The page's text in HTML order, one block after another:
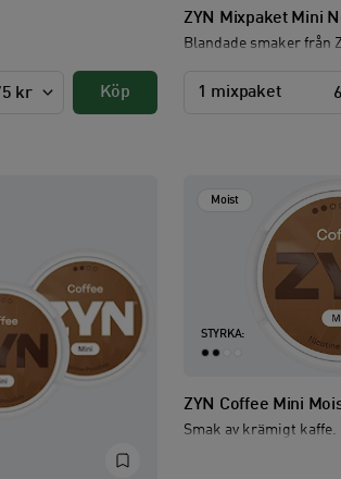
kr Köp
ZYN Mixpaket Mini
Blandade smaker från
1 mixpaket
STYRKA:
ZYN Coffee Mini
Smak av krämigt kaffe.
Moist